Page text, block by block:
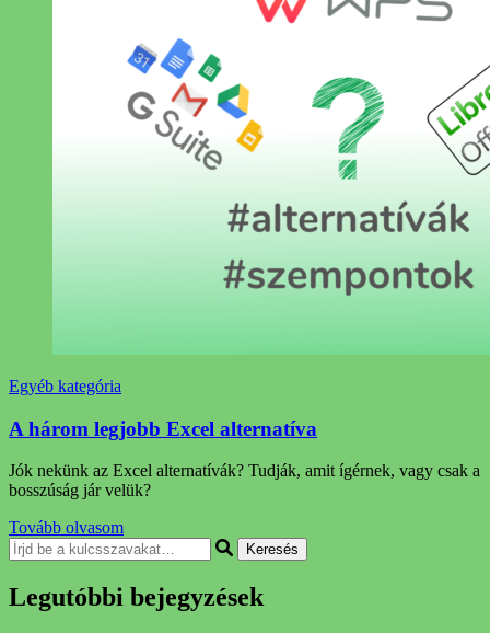
Egyéb kategória
A három legjobb Excel alternatíva
Jók nekünk az Excel alternatívák? Tudják, amit ígérnek, vagy csak a
bosszúság jár velük?
Tovább olvasom
Keresel
valamit?
Legutóbbi bejegyzések